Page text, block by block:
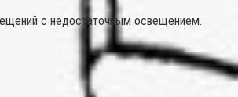
с недостаточным освещением.